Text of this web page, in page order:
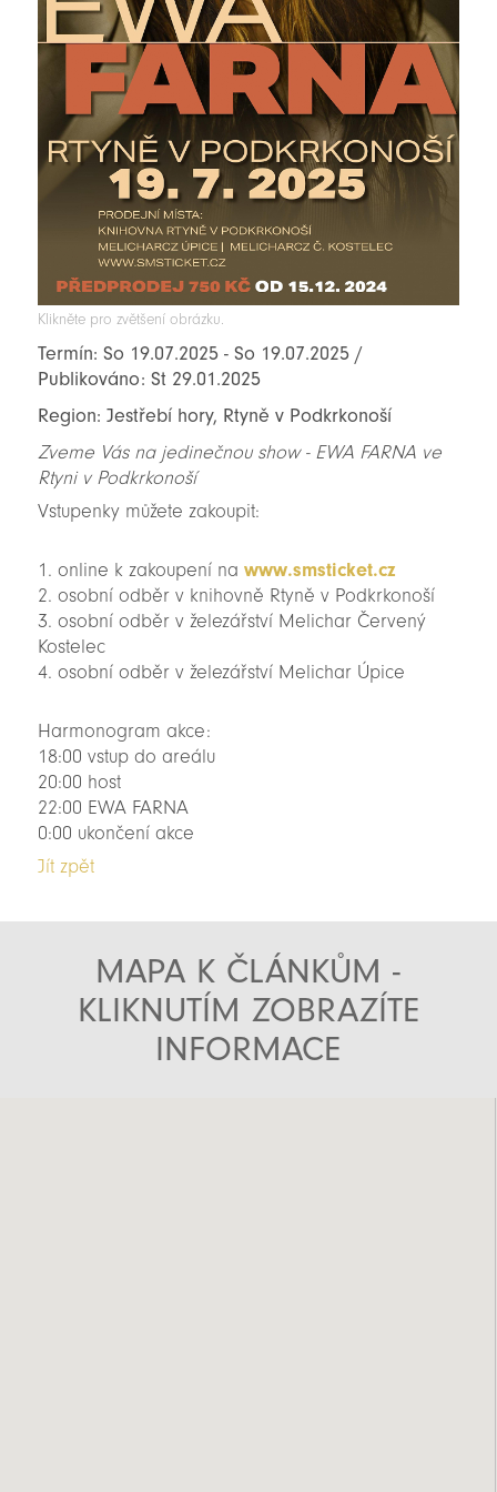
Klikněte pro zvětšení obrázku.
Termín: So 19.07.2025 - So 19.07.2025 /
Publikováno: St 29.01.2025
Region: Jestřebí hory, Rtyně v Podkrkonoší
Zveme Vás na jedinečnou show - EWA FARNA ve
Rtyni v Podkrkonoší
Vstupenky můžete zakoupit:
1. online k zakoupení na www.smsticket.cz
2. osobní odběr v knihovně Rtyně v Podkrkonoší
3. osobní odběr v železářství Melichar Červený
Kostelec
4. osobní odběr v železářství Melichar Úpice
Harmonogram akce:
18:00 vstup do areálu
20:00 host
22:00 EWA FARNA
0:00 ukončení akce
Jít zpět
MAPA K ČLÁNKŮM -
KLIKNUTÍM ZOBRAZÍTE
INFORMACE